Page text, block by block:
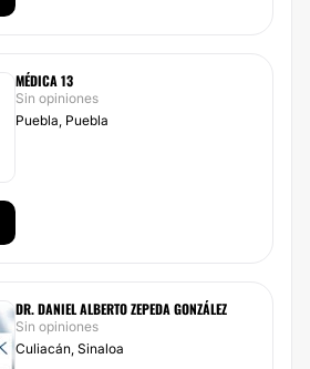
MÉDICA 13
Sin opiniones
Puebla, Puebla
DR. DANIEL ALBERTO ZEPEDA GONZÁLEZ
Sin opiniones
Culiacán, Sinaloa